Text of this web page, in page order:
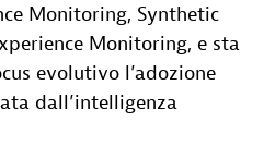
Monitoring, Synthetic
Monitoring, e sta
evolutivo l’adozione
dall’intelligenza